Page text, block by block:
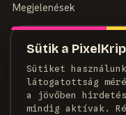
Sütik a
Sütiket
látogatottság
a jövőben
mindig aktívak.
Megjelenések
MAGAZIN
Szerzők
Médiaajánlat
Kapcsolat